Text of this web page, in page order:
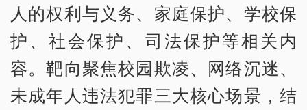
人的权利与义务、家庭保护、学校保
护、社会保护、司法保护等相关内
容。靶向聚焦校园欺凌、网络沉迷、
未成年人违法犯罪三大核心场景，结